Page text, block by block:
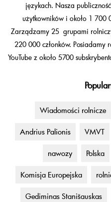
językach. Nasza
użytkowników i około 1 700
Zarządzamy 25 grupami
220 000 członków.
YouTube z około 5700
Wiadomości rolnicze
Andrius Palionis VMVT
nawozy Polska
Komisja Europejska
Gediminas Stanišauskas